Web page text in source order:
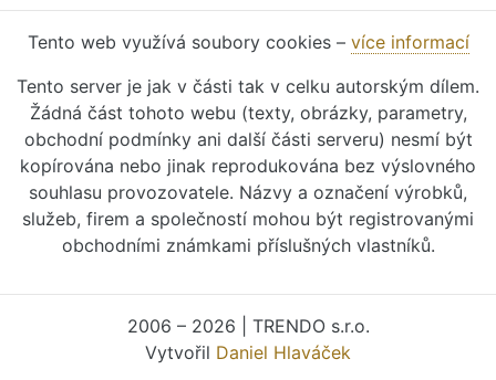
Tento web využívá soubory cookies – více informací
Tento server je jak v části tak v celku autorským dílem.
Žádná část tohoto webu (texty, obrázky, parametry,
obchodní podmínky ani další části serveru) nesmí být
kopírována nebo jinak reprodukována bez výslovného
souhlasu provozovatele. Názvy a označení výrobků,
služeb, firem a společností mohou být registrovanými
obchodními známkami příslušných vlastníků.
2006 – 2026 | TRENDO s.r.o.
Vytvořil Daniel Hlaváček